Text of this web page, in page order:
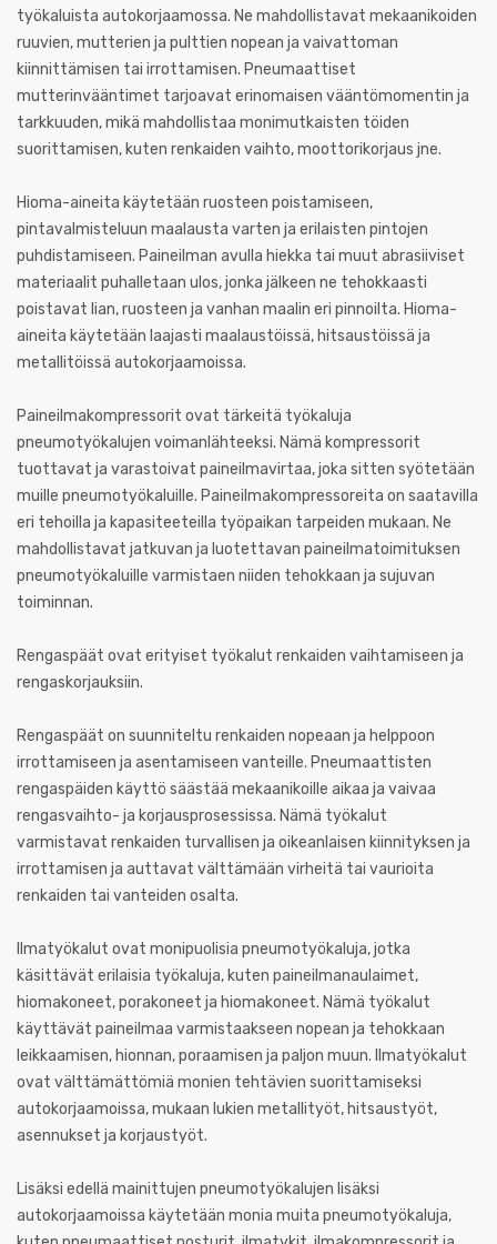
työkaluista autokorjaamossa. Ne mahdollistavat mekaanikoiden
ruuvien, mutterien ja pulttien nopean ja vaivattoman
kiinnittämisen tai irrottamisen. Pneumaattiset
mutterinvääntimet tarjoavat erinomaisen vääntömomentin ja
tarkkuuden, mikä mahdollistaa monimutkaisten töiden
suorittamisen, kuten renkaiden vaihto, moottorikorjaus jne.
Hioma-aineita käytetään ruosteen poistamiseen,
pintavalmisteluun maalausta varten ja erilaisten pintojen
puhdistamiseen. Paineilman avulla hiekka tai muut abrasiiviset
materiaalit puhalletaan ulos, jonka jälkeen ne tehokkaasti
poistavat lian, ruosteen ja vanhan maalin eri pinnoilta. Hioma-
aineita käytetään laajasti maalaustöissä, hitsaustöissä ja
metallitöissä autokorjaamoissa.
Paineilmakompressorit ovat tärkeitä työkaluja
pneumotyökalujen voimanlähteeksi. Nämä kompressorit
tuottavat ja varastoivat paineilmavirtaa, joka sitten syötetään
muille pneumotyökaluille. Paineilmakompressoreita on saatavilla
eri tehoilla ja kapasiteeteilla työpaikan tarpeiden mukaan. Ne
mahdollistavat jatkuvan ja luotettavan paineilmatoimituksen
pneumotyökaluille varmistaen niiden tehokkaan ja sujuvan
toiminnan.
Rengaspäät ovat erityiset työkalut renkaiden vaihtamiseen ja
rengaskorjauksiin.
Rengaspäät on suunniteltu renkaiden nopeaan ja helppoon
irrottamiseen ja asentamiseen vanteille. Pneumaattisten
rengaspäiden käyttö säästää mekaanikoille aikaa ja vaivaa
rengasvaihto- ja korjausprosessissa. Nämä työkalut
varmistavat renkaiden turvallisen ja oikeanlaisen kiinnityksen ja
irrottamisen ja auttavat välttämään virheitä tai vaurioita
renkaiden tai vanteiden osalta.
Ilmatyökalut ovat monipuolisia pneumotyökaluja, jotka
käsittävät erilaisia työkaluja, kuten paineilmanaulaimet,
hiomakoneet, porakoneet ja hiomakoneet. Nämä työkalut
käyttävät paineilmaa varmistaakseen nopean ja tehokkaan
leikkaamisen, hionnan, poraamisen ja paljon muun. Ilmatyökalut
ovat välttämättömiä monien tehtävien suorittamiseksi
autokorjaamoissa, mukaan lukien metallityöt, hitsaustyöt,
asennukset ja korjaustyöt.
Lisäksi edellä mainittujen pneumotyökalujen lisäksi
autokorjaamoissa käytetään monia muita pneumotyökaluja,